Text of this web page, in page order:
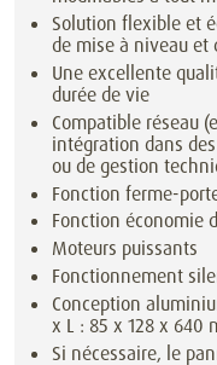
Solution flexible et
de mise à niveau et
Une excellente
durée de vie
Compatible réseau
intégration dans
ou de gestion
Fonction ferme-
Fonction économie
Moteurs puissants
Fonctionnement
Conception
x L : 85 x 128 x 640
Si nécessaire, le